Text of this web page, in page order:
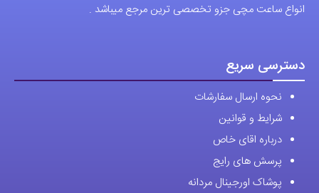
انواع ساعت مچی جزو تخصصی ترین مرجع میباشد .
دسترسی سریع
نحوه ارسال سفارشات
شرایط و قوانین
درباره اقای خاص
پرسش های رایج
پوشاک اورجینال مردانه